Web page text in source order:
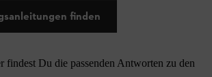
finden
findest Du die passenden Antworten zu den